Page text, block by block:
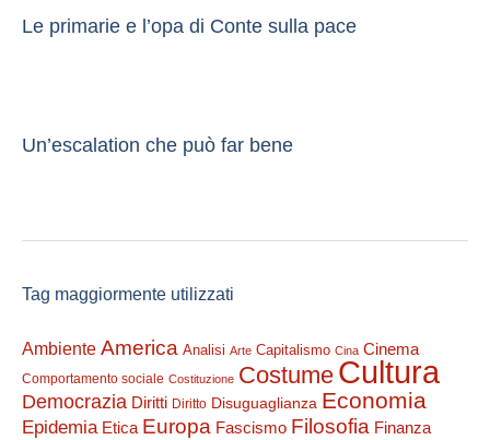
Le primarie e l’opa di Conte sulla pace
Un’escalation che può far bene
Tag maggiormente utilizzati
Ambiente America Analisi Arte Capitalismo Cina Cinema
Comportamento sociale Costituzione Costume Cultura
Democrazia Diritti Diritto Disuguaglianza Economia
Epidemia Etica Europa Fascismo Filosofia Finanza